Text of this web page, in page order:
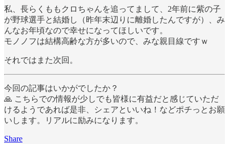
私、長らくももクロちゃんを追ってまして、2年前に紫の子
が野球選手と結婚し（昨年末辺りに離婚したんですが）、み
んなお年頃なので幸せになってほしいです。
モノノフは結構高齢な方が多いので、みな親目線ですｗ
それではまた次回。
今回の記事はいかがでしたか？
🙏 こちらでの情報が少しでも皆様に有益だと感じていただ
けるようであれば是非、シェアといいね！などポチっとお願
いします。リアルに励みになります。
Share